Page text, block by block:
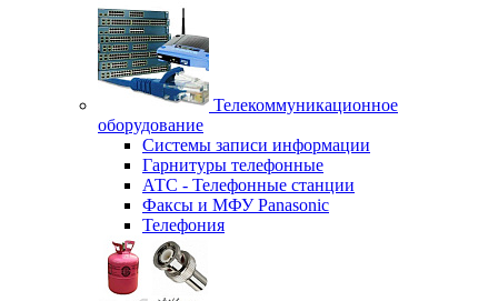
Телекоммуникационное
оборудование
Системы записи информации
Гарнитуры телефонные
АТС - Телефонные станции
Факсы и МФУ Panasonic
Телефония